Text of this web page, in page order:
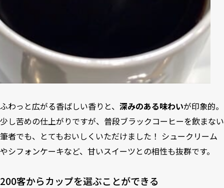
ふわっと広がる香ばしい香りと、 深みのある味わいが印象的。
少し苦めの仕上がりですが、普段ブラックコーヒーを飲まない
筆者でも、とてもおいしくいただけました！ シュークリーム
やシフォンケーキなど、甘いスイーツとの相性も抜群です。
200客からカップを選ぶことができる